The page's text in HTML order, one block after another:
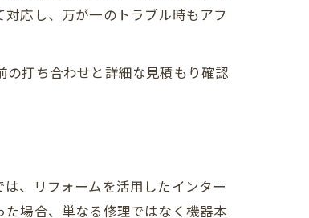
応し、万が一のトラブル時もアフ
打ち合わせと詳細な見積もり確認
、リフォームを活用したインター
場合、単なる修理ではなく機器本